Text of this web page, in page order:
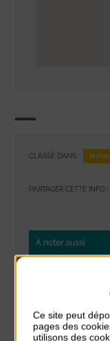
CLASSÉ DANS :
PARTAGER CETTE INFO
À noter aussi
Concert
Ce site peut
pages des
utilisons des